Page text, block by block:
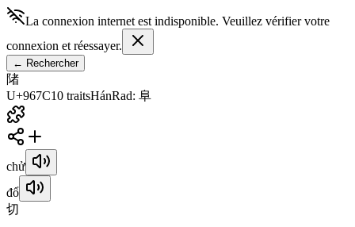
La connexion internet est indisponible. Veuillez vérifier votre
connexion et réessayer.
← Rechercher
陼
U+967C10 traitsHánRad: 阜
chử
đổ
切